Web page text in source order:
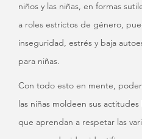
niños y las niñas, en formas
a roles estrictos de género,
inseguridad, estrés y baja
para niñas.
Con todo esto en mente,
las niñas moldeen sus
que aprendan a respetar las